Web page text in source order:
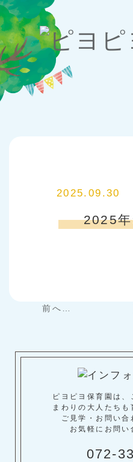
2025.09.30
2025
前へ…
ピヨピヨ保育園は、
まわりの大人たちも
ご見学・お問い
お気軽にお問い
072-